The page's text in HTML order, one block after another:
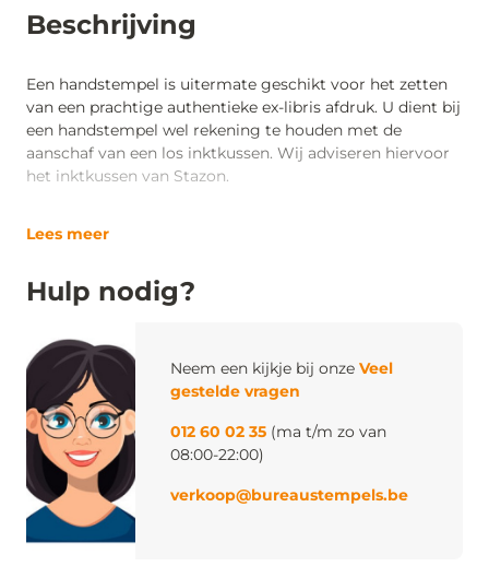
Beschrijving
Een handstempel is uitermate geschikt voor het zetten
van een prachtige authentieke ex-libris afdruk. U dient bij
een handstempel wel rekening te houden met de
aanschaf van een los inktkussen. Wij adviseren hiervoor
het inktkussen van Stazon.
Lees meer
Hulp nodig?
Neem een kijkje bij onze Veel
gestelde vragen
012 60 02 35 (ma t/m zo van
08:00-22:00)
verkoop@bureaustempels.be